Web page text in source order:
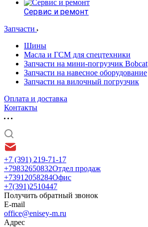
Сервис и ремонт
Запчасти
Шины
Масла и ГСМ для спецтехники
Запчасти на мини-погрузчик Bobcat
Запчасти на навесное оборудование
Запчасти на вилочный погрузчик
Оплата и доставка
Контакты
+7 (391) 219-71-17
+79832650832Отдел продаж
+73912058284Офис
+7(391)2510447
Получить обратный звонок
E-mail
office@enisey-m.ru
Адрес